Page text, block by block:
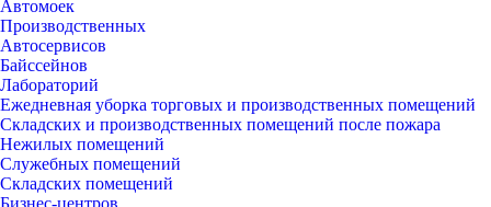
Автомоек
Производственных
Автосервисов
Байссейнов
Лабораторий
Ежедневная уборка торговых и производственных помещений
Складских и производственных помещений после пожара
Нежилых помещений
Служебных помещений
Складских помещений
Бизнес-центров